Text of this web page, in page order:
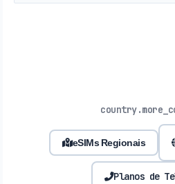
eSIMs Regionais
Planos de